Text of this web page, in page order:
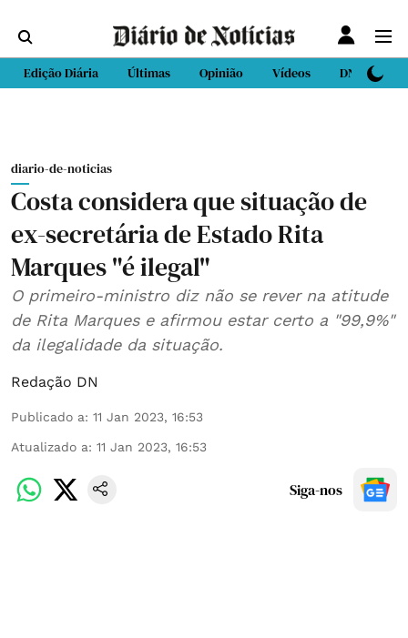
Edição Diária Últimas Opinião Vídeos DN Sport
diario-de-noticias
Costa considera que situação de
ex-secretária de Estado Rita
Marques "é ilegal"
O primeiro-ministro diz não se rever na atitude
de Rita Marques e afirmou estar certo a "99,9%"
da ilegalidade da situação.
Redação DN
Publicado a: 11 Jan 2023, 16:53
Atualizado a: 11 Jan 2023, 16:53
Siga-nos